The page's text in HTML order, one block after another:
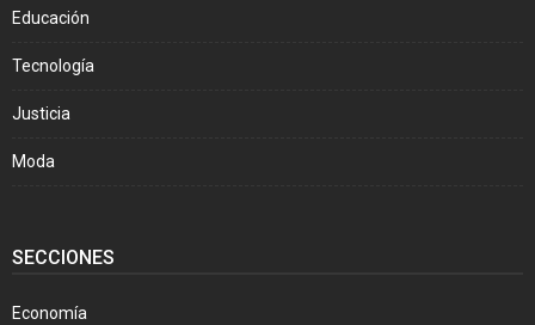
Educación
Tecnología
Justicia
Moda
SECCIONES
Economía